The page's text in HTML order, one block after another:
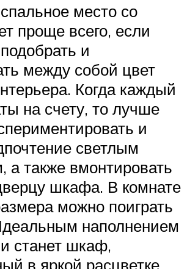
место со
проще всего, если
и
между собой цвет
Когда каждый
на счету, то лучше
и
светлым
а также вмонтировать
шкафа. В комнате
можно поиграть
наполнением
станет шкаф,
в яркой расцветке,